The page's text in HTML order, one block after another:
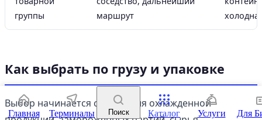
группы
маршрут
Как выбрать по грузу и упаковке
Выбор начинается с груза. Для охлажденной
Главная Терминалы Поиск Каталог Услуги Для